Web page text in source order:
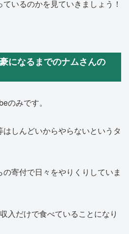
いるのかを見ていきましょう！
になるまでのナムさんの
のみです。
しんどいからやらないというタ
寄付で日々をやりくりしていま
入だけで食べていることになり